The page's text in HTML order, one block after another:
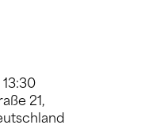
13:30
21,